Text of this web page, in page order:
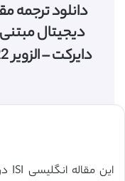
دانلود ترجمه
دیجیتال
دایرکت – الزویر 2022) (ترجمه ویژه – طلایی